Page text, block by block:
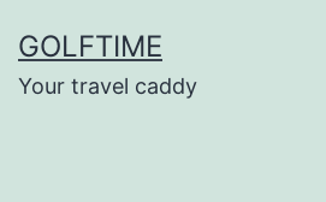
naar
de
GOLFTIME
Your travel caddy